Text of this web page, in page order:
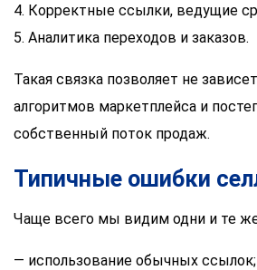
4. Корректные ссылки, ведущие
5. Аналитика переходов и заказов.
Такая связка позволяет не
алгоритмов маркетплейса и
собственный поток продаж.
Типичные ошибки
Чаще всего мы видим одни и те
— использование обычных ссылок;